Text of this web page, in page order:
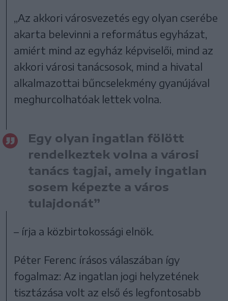
„Az akkori városvezetés egy olyan cserébe
akarta belevinni a református egyházat,
amiért mind az egyház képviselői, mind az
akkori városi tanácsosok, mind a hivatal
alkalmazottai bűncselekmény gyanújával
meghurcolhatóak lettek volna.
Egy olyan ingatlan fölött
rendelkeztek volna a városi
tanács tagjai, amely ingatlan
sosem képezte a város
tulajdonát”
– írja a közbirtokossági elnök.
Péter Ferenc írásos válaszában így
fogalmaz: Az ingatlan jogi helyzetének
tisztázása volt az első és legfontosabb